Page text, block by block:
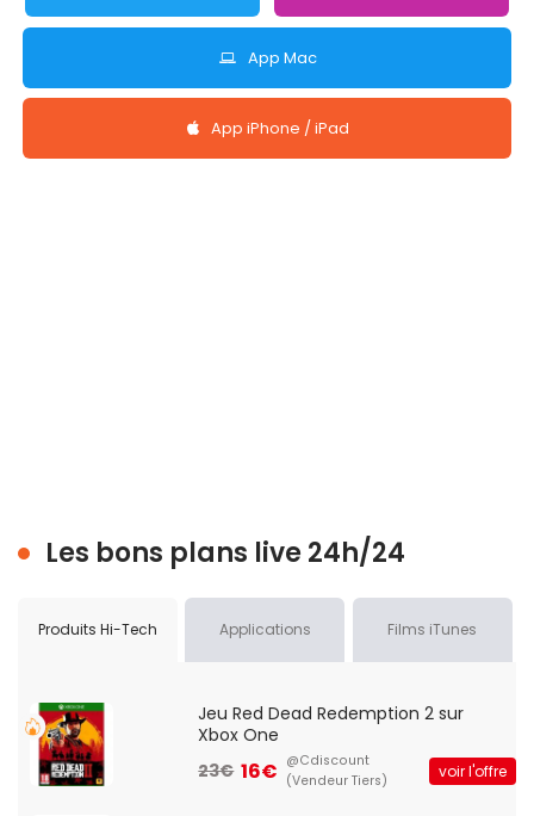
App Mac
App iPhone / iPad
Les bons plans live 24h/24
Produits Hi-Tech Applications Films iTunes
Jeu Red Dead Redemption 2 sur
Xbox One
23€ 16€ @Cdiscount
(Vendeur Tiers)
voir l'offre